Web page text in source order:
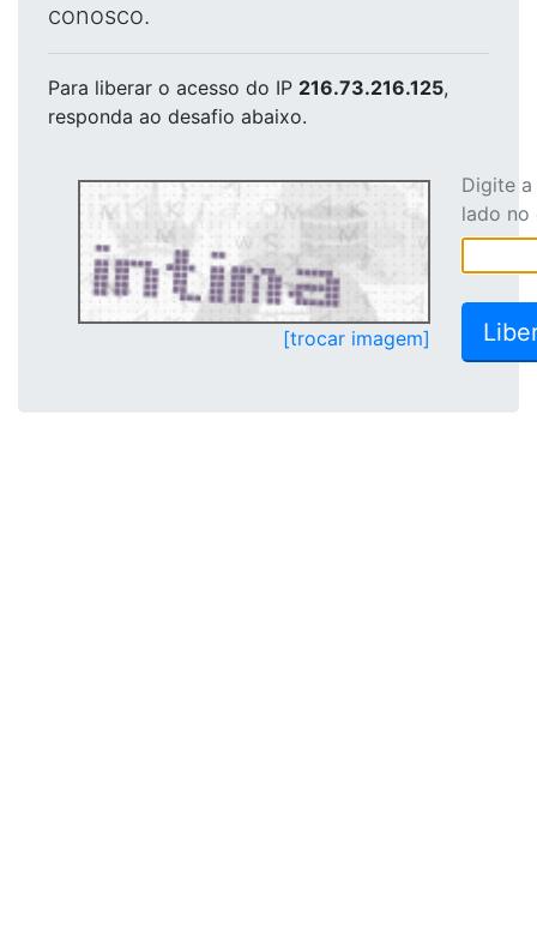
conosco.
Para liberar o acesso do IP 216.73.216.125,
responda ao desafio abaixo.
[trocar imagem]
Digite
lado no